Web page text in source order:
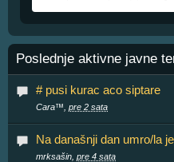
Poslednje aktivne javne
# pusi kurac aco siptare
Cara™, pre 2 sata
Na današnji dan umro/la
mrksašin, pre 4 sata